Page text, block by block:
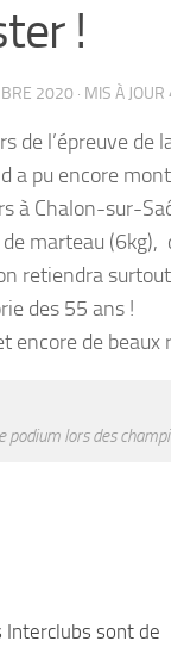
!
2020 · MIS À JOUR
de l’épreuve de
a pu encore
à Chalon-sur-
marteau
retiendra surtout
des 55 ans !
encore de beaux
podium lors des
Interclubs sont de